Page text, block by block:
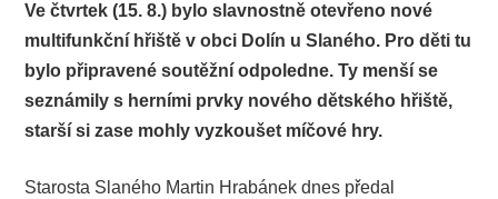
Ve čtvrtek (15. 8.) bylo slavnostně otevřeno nové
multifunkční hřiště v obci Dolín u Slaného. Pro děti tu
bylo připravené soutěžní odpoledne. Ty menší se
seznámily s herními prvky nového dětského hřiště,
starší si zase mohly vyzkoušet míčové hry.
Starosta Slaného Martin Hrabánek dnes předal